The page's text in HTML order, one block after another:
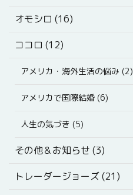
オモシロ (16)
ココロ (12)
アメリカ・海外生活の悩み (2)
アメリカで国際結婚 (6)
人生の気づき (5)
その他＆お知らせ (3)
トレーダージョーズ (21)